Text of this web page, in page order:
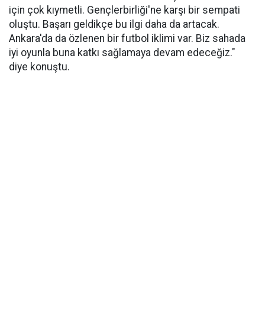
için çok kıymetli. Gençlerbirliği'ne karşı bir sempati
oluştu. Başarı geldikçe bu ilgi daha da artacak.
Ankara'da da özlenen bir futbol iklimi var. Biz sahada
iyi oyunla buna katkı sağlamaya devam edeceğiz."
diye konuştu.